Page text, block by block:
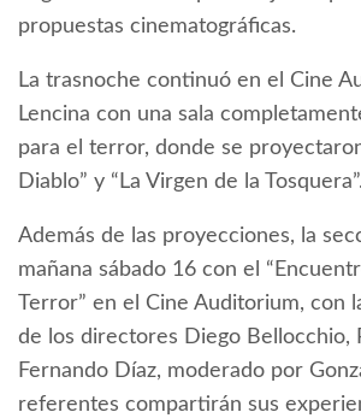
propuestas cinematográficas.
La trasnoche continuó en el Cine
Lencina con una sala
para el terror, donde se
Diablo” y “La Virgen de la Tosquera”.
Además de las proyecciones, la
mañana sábado 16 con el
Terror” en el Cine Auditorium, con
de los directores Diego Bellocchio,
Fernando Díaz, moderado por
referentes compartirán sus